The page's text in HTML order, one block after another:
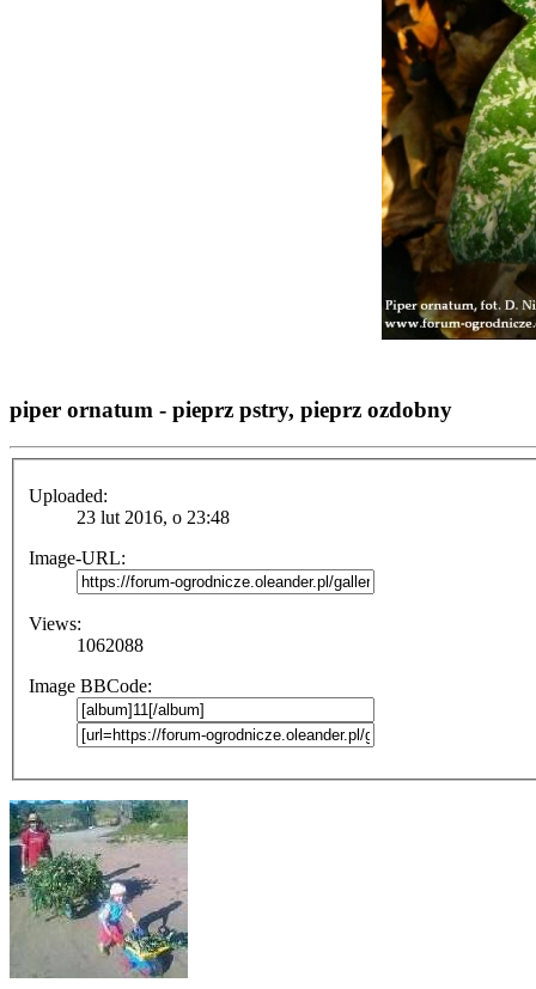
piper ornatum - pieprz pstry, pieprz ozdobny
Uploaded:
23 lut 2016, o 23:48
Image-URL:
Views:
1062088
Image BBCode: